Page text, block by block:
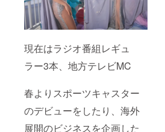
現在はラジオ番組レギュ
ラー3本、地方テレビMC
春よりスポーツキャスター
のデビューをしたり、海外
展開のビジネスを企画した